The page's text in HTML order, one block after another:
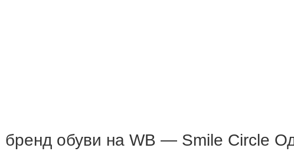
бренд обуви на WB — Smile Circle